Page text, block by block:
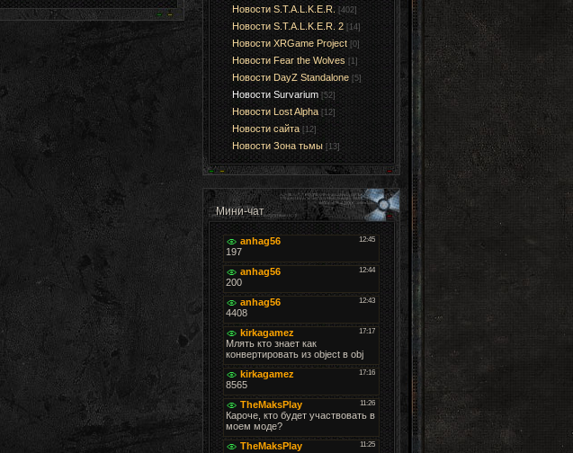
Новости S.T.A.L.K.E.R. [402]
Новости S.T.A.L.K.E.R. 2 [14]
Новости XRGame Project [0]
Новости Fear the Wolves [1]
Новости DayZ Standalone [5]
Новости Survarium [52]
Новости Lost Alpha [12]
Новости сайта [12]
Новости Зона тьмы [13]
Мини-чат